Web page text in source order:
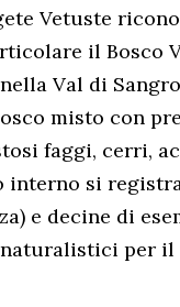
Vetuste
il Bosco
Val di
misto con
faggi, cerri,
si
e decine di
per